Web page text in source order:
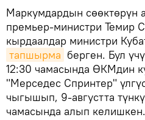
Маркумдардын сөөктөрүн
премьер-министри Темир
кырдаалдар министри
тапшырма берген. Бул
12:30 чамасында ӨКМдин
"Мерседес Спринтер"
чыгышып, 9-августта
чамасында алып келишкен.